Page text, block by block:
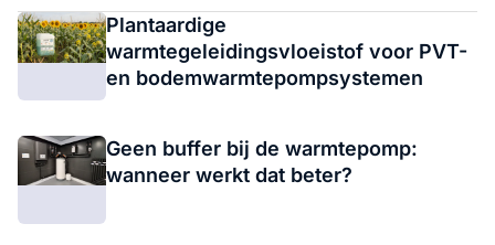
Plantaardige
warmtegeleidingsvloeistof voor PVT-
en bodemwarmtepompsystemen
Geen buffer bij de warmtepomp:
wanneer werkt dat beter?